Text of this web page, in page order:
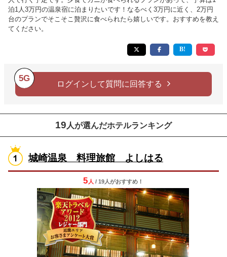
泊1人3万円の温泉宿に泊まりたいです！なるべく3万円に近く、2万円
台のプランでそこそこ贅沢に食べられたら嬉しいです。おすすめを教え
てください。
5G
ログインして質問に回答する
19 人が選んだホテルランキング
城崎温泉 料理旅館 よしはる
5 人 / 19人がおすすめ！